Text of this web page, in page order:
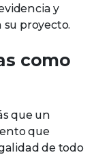
y
proyecto.
como
que un
que
de todo